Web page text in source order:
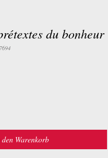
du bonheur
den Warenkorb